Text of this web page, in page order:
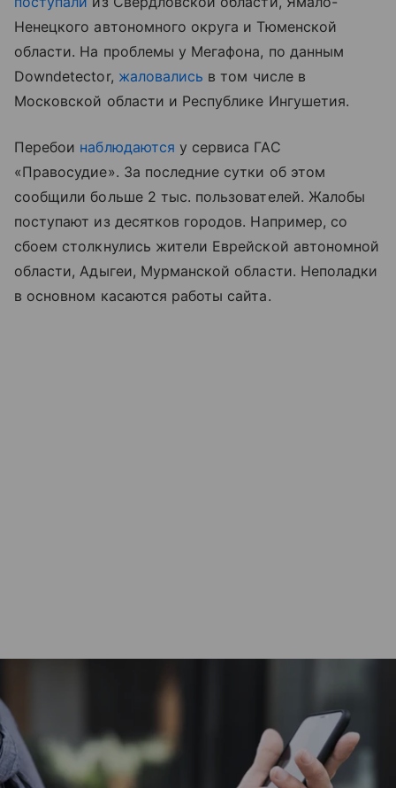
Ненецкого автономного округа и Тюменской
области. На проблемы у Мегафона, по данным
Downdetector, жаловались в том числе в
Московской области и Республике Ингушетия.
Перебои наблюдаются у сервиса ГАС
«Правосудие». За последние сутки об этом
сообщили больше 2 тыс. пользователей. Жалобы
поступают из десятков городов. Например, со
сбоем столкнулись жители Еврейской автономной
области, Адыгеи, Мурманской области. Неполадки
в основном касаются работы сайта.